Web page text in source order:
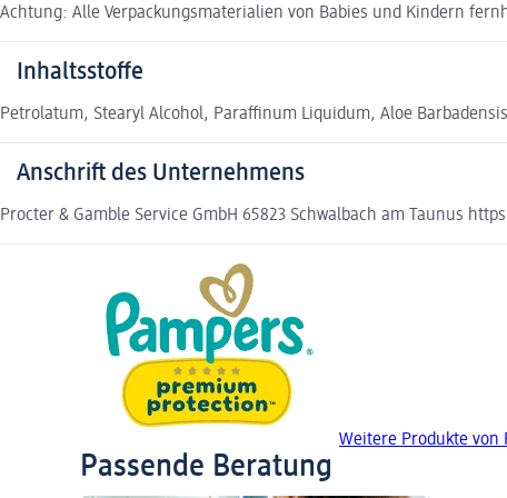
Achtung: Alle Verpackungsmaterialien von Babies und Kindern
Inhaltsstoffe
Petrolatum, Stearyl Alcohol, Paraffinum Liquidum, Aloe
Anschrift des Unternehmens
Procter & Gamble Service GmbH 65823 Schwalbach am Taunus
Weitere Produkte von
Passende Beratung